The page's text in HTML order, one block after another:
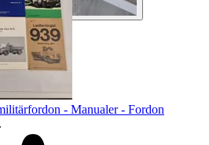
- Manualer - Fordon
.